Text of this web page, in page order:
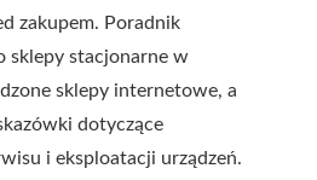
zakupem. Poradnik
sklepy stacjonarne w
sklepy internetowe, a
dotyczące
i eksploatacji urządzeń.